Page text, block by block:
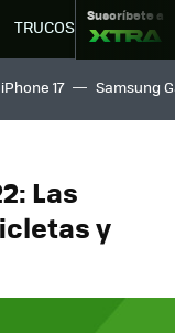
TRUCOS MOTOR
Suscríbete a
iPhone 17 Samsung
Las
y